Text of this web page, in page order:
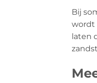
Bij
wordt
laten